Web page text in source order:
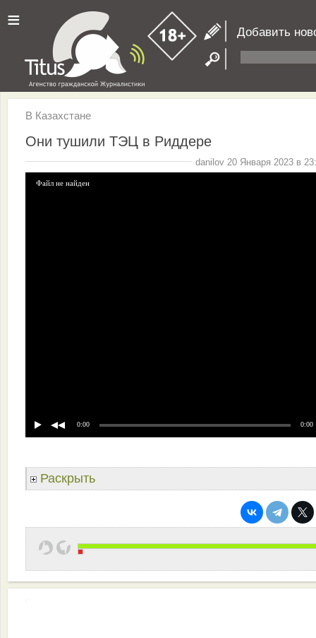
≡ Добавить
В Казахстане
Они тушили ТЭЦ в Риддере
danilov 20 Января 2023 в
Файл не найден
0:00 0:00
Раскрыть